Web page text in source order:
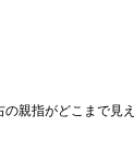
親指がどこまで見え